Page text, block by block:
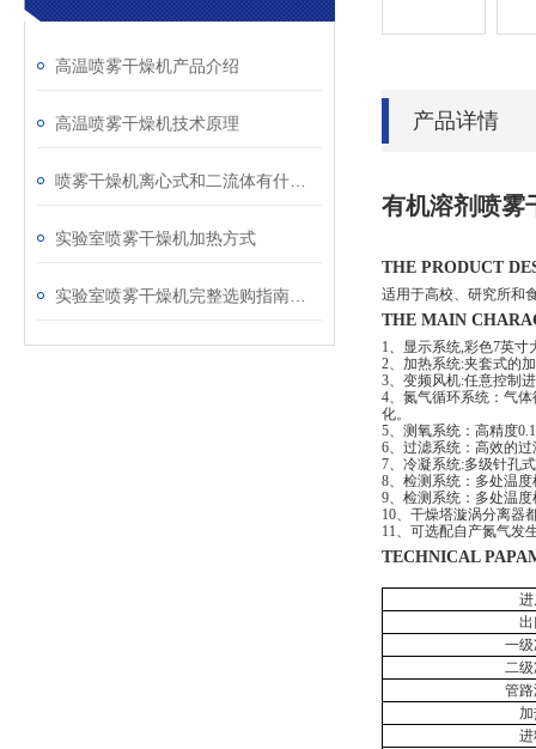
高温喷雾干燥机产品介绍
高温喷雾干燥机技术原理
实验室喷雾干燥机加热方式
产品详情
有机溶剂喷雾
THE PRODUCT
适用于高校、研究所和
THE MAIN
1、显示系统,彩色7英
2、加热系统:夹套式的
3、变频风机:任意控制
4、氮气循环系统：气
化。
5、测氧系统：高精度
6、过滤系统：高效的
7、冷凝系统:多级针孔
8、检测系统：多处温
9、检测系统：多处温
10、干燥塔漩涡分离器
11、可选配自产氮气发
TECHNICAL
进
出
一
二
管
加
进